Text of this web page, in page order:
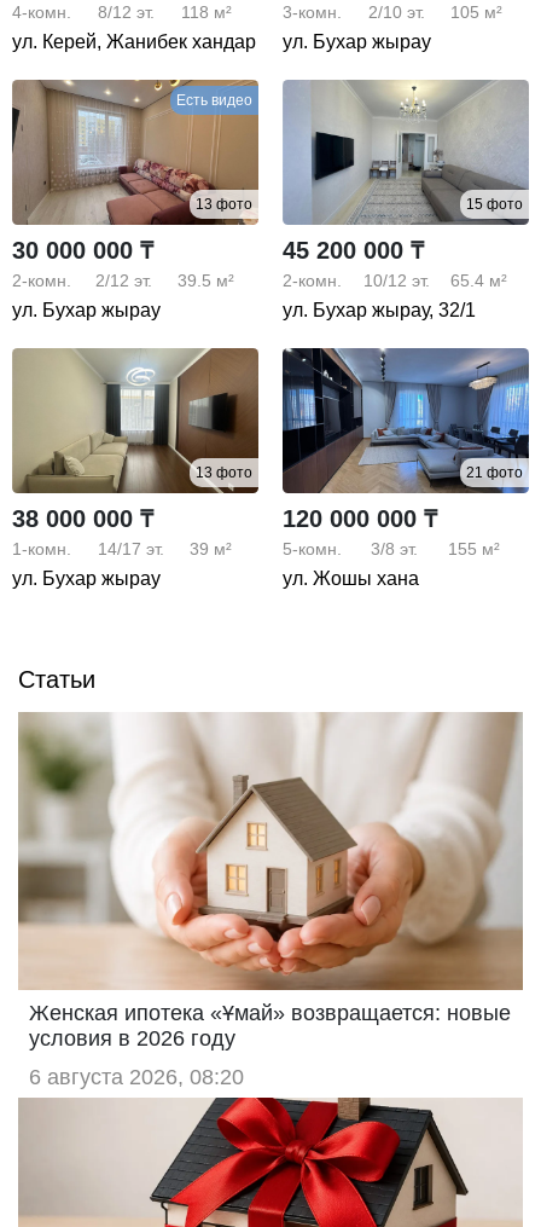
4-комн. 8/12 эт. 118 м²
ул. Керей, Жанибек хандар
3-комн. 2/10 эт. 105 м²
ул. Бухар жырау
13 фото
Есть видео
30 000 000 ₸
2-комн. 2/12 эт. 39.5 м²
ул. Бухар жырау
15 фото
45 200 000 ₸
2-комн. 10/12 эт. 65.4 м²
ул. Бухар жырау, 32/1
13 фото
38 000 000 ₸
1-комн. 14/17 эт. 39 м²
ул. Бухар жырау
21 фото
120 000 000 ₸
5-комн. 3/8 эт. 155 м²
ул. Жошы хана
Статьи
Женская ипотека «Ұмай» возвращается: новые
условия в 2026 году
6 августа 2026, 08:20